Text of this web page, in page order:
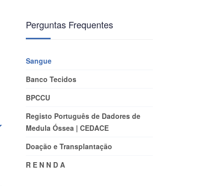
Perguntas Frequentes
Sangue
Banco Tecidos
BPCCU
Registo Português de Dadores de
Medula Óssea | CEDACE
Doação e Transplantação
R E N N D A